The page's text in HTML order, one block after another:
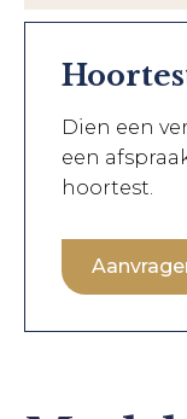
Dien een
een
hoortest.